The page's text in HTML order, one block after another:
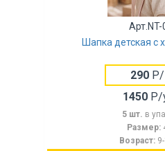
Арт.NT-
Шапка детская с
290Р/
1450Р/
5 шт. в
Размер:
Возраст: